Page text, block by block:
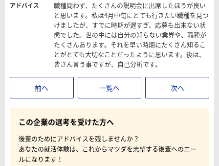
アドバイス
職種問わず、たくさんの説明会に出席したほうが良い
と思います。私は4月中旬にとても行きたい職種を見つ
けましたが、すでに時期が遅すぎ、応募も出来ない状
態でした。世の中には自分の知らない業界や、職種が
たくさんあります。それを早い時期にたくさん知るこ
とがとても大切なことだったように思います。後は、
皆さん言う事ですが、自己分析です。
前へ 一覧へ 次へ
この企業の選考を受けた方へ
後輩のためにアドバイスを残しませんか？
あなたの就活体験は、これからマツダを志望する後輩へのエー
ルになります！